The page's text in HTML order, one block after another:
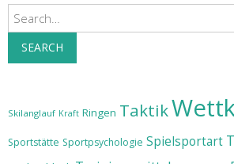
Search
SEARCH
Skilanglauf Kraft Ringen Taktik
Sportstätte Sportpsychologie Spielsportart